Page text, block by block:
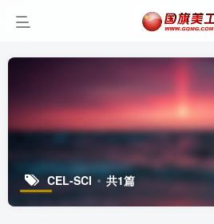
CEL-SCI 共1篇